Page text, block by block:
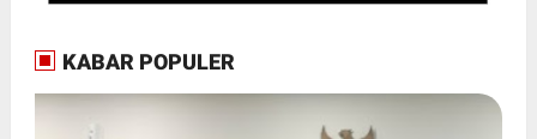
KABAR POPULER